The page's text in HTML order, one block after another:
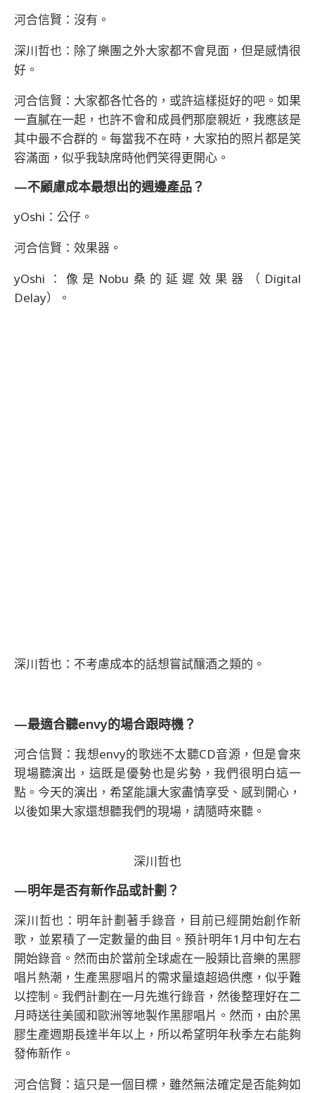
河合信賢：沒有。
深川哲也：除了樂團之外大家都不會見面，但是感情很
好。
河合信賢：大家都各忙各的，或許這樣挺好的吧。如果
一直膩在一起，也許不會和成員們那麼親近，我應該是
其中最不合群的。每當我不在時，大家拍的照片都是笑
容滿面，似乎我缺席時他們笑得更開心。
—不顧慮成本最想出的週邊產品？
yOshi：公仔。
河合信賢：效果器。
yOshi：像是Nobu桑的延遲效果器（Digital
Delay）。
深川哲也：不考慮成本的話想嘗試釀酒之類的。
—最適合聽envy的場合跟時機？
河合信賢：我想envy的歌迷不太聽CD音源，但是會來
現場聽演出，這既是優勢也是劣勢，我們很明白這一
點。今天的演出，希望能讓大家盡情享受、感到開心，
以後如果大家還想聽我們的現場，請隨時來聽。
深川哲也
—明年是否有新作品或計劃？
深川哲也：明年計劃著手錄音，目前已經開始創作新
歌，並累積了一定數量的曲目。預計明年1月中旬左右
開始錄音。然而由於當前全球處在一股類比音樂的黑膠
唱片熱潮，生產黑膠唱片的需求量遠超過供應，似乎難
以控制。我們計劃在一月先進行錄音，然後整理好在二
月時送往美國和歐洲等地製作黑膠唱片。然而，由於黑
膠生產週期長達半年以上，所以希望明年秋季左右能夠
發佈新作。
河合信賢：這只是一個目標，雖然無法確定是否能夠如